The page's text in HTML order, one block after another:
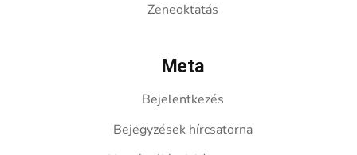
Zeneoktatás
Meta
Bejelentkezés
Bejegyzések hírcsatorna